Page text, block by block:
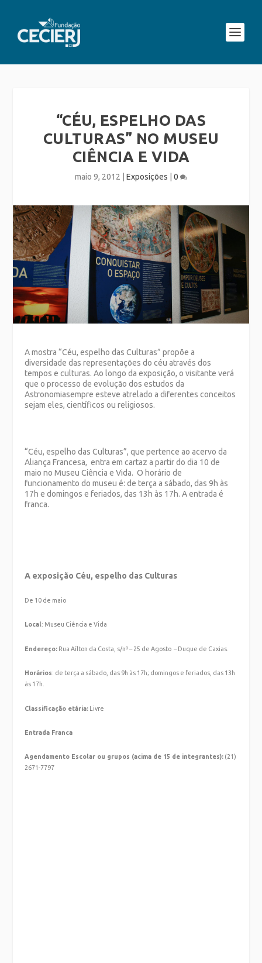
“CÉU, ESPELHO DAS
CULTURAS” NO MUSEU
CIÊNCIA E VIDA
maio 9, 2012 Exposições 0
A mostra “Céu, espelho das Culturas” propõe a
diversidade das representações do céu através dos
tempos e culturas. Ao longo da exposição, o visitante verá
que o processo de evolução dos estudos da
Astronomiasempre esteve atrelado a diferentes conceitos
sejam eles, científicos ou religiosos.
“Céu, espelho das Culturas”, que pertence ao acervo da
Aliança Francesa, entra em cartaz a partir do dia 10 de
maio no Museu Ciência e Vida. O horário de
funcionamento do museu é: de terça a sábado, das 9h às
17h e domingos e feriados, das 13h às 17h. A entrada é
franca.
A exposição Céu, espelho das Culturas
De 10 de maio
Local: Museu Ciência e Vida
Endereço: Rua Aílton da Costa, s/nº – 25 de Agosto – Duque de Caxias.
Horários: de terça a sábado, das 9h às 17h; domingos e feriados, das 13h
às 17h.
Classificação etária: Livre
Entrada Franca
Agendamento Escolar ou grupos (acima de 15 de integrantes): (21)
2671-7797